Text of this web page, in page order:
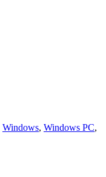
Windows, Windows PC,